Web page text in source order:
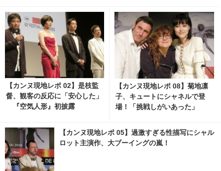
【カンヌ現地レポ 02】是枝監
督、観客の反応に「安心した」
『空気人形』初披露
【カンヌ現地レポ 08】菊地凛
子、キュートにシャネルで登
場！「挑戦しがいあった」
【カンヌ現地レポ 05】過激すぎる性描写にシャル
ロット主演作、大ブーイングの嵐！